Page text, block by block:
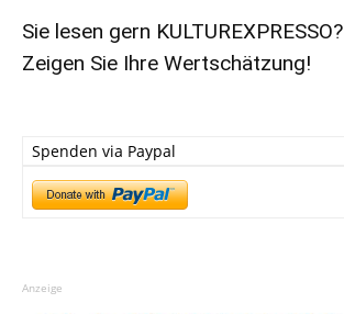
Sie lesen gern KULTUREXPRESSO?
Zeigen Sie Ihre Wertschätzung!
Spenden via Paypal
Anzeige